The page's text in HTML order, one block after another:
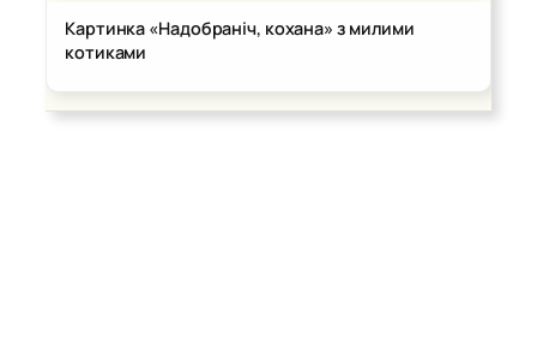
Картинка «Надобраніч, кохана» з милими
котиками